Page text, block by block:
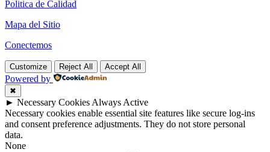
Politica de Calidad
Mapa del Sitio
Conectemos
Customize Reject All Accept All
Powered by
✖
► Necessary Cookies Always Active
Necessary cookies enable essential site features like secure log-ins
and consent preference adjustments. They do not store personal
data.
None